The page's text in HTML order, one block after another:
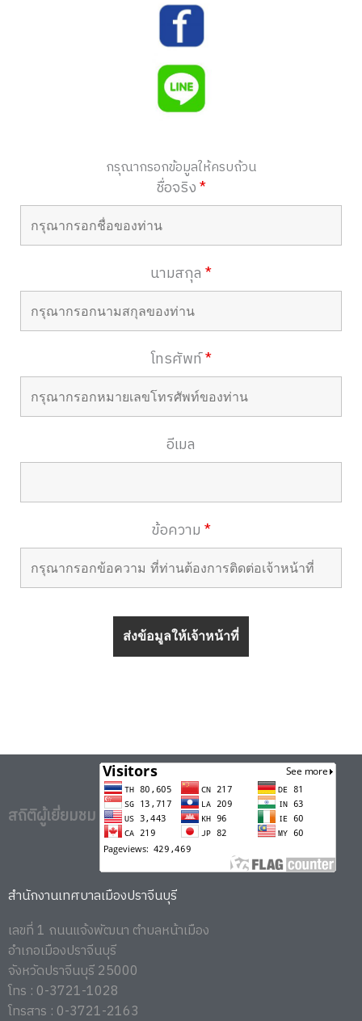
กรุณากรอกข้อมูลให้ครบถ้วน
ชื่อจริง*
นามสกุล *
โทรศัพท์*
อีเมล
ข้อความ *
สถิติผู้เยี่ยมชม
สำนักงานเทศบาลเมืองปราจีนบุรี
เลขที่ 1 ถนนแจ้งพัฒนา ตำบลหน้าเมือง
อำเภอเมืองปราจีนบุรี
จังหวัดปราจีนบุรี 25000
โทร : 0-3721-1028
โทรสาร : 0-3721-2163